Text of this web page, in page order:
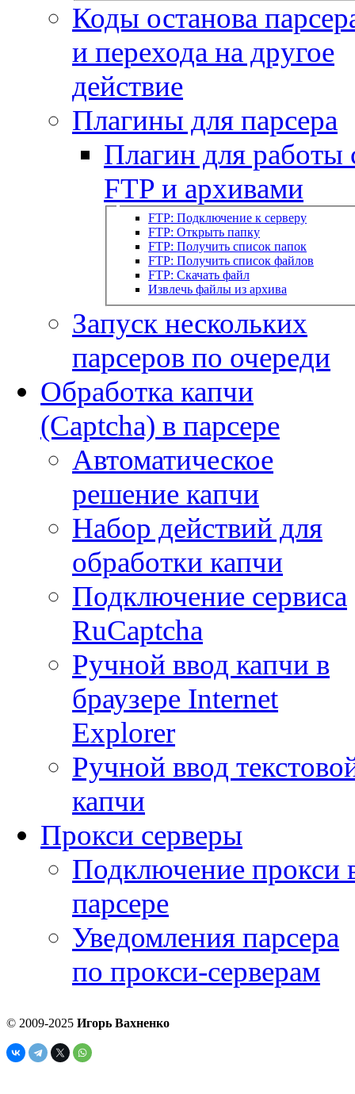
Коды останова
и перехода на другое
действие
Плагины для парсера
Плагин для работы
FTP и архивами
FTP: Подключение к серверу
FTP: Открыть папку
FTP: Получить список папок
FTP: Получить список файлов
FTP: Скачать файл
Извлечь файлы из архива
Запуск нескольких
парсеров по очереди
Обработка капчи
(Captcha) в парсере
Автоматическое
решение капчи
Набор действий для
обработки капчи
Подключение сервиса
RuCaptcha
Ручной ввод капчи в
браузере Internet
Explorer
Ручной ввод
капчи
Прокси серверы
Подключение прокси
парсере
Уведомления парсера
по прокси-серверам
© 2009-2025 Игорь Вахненко